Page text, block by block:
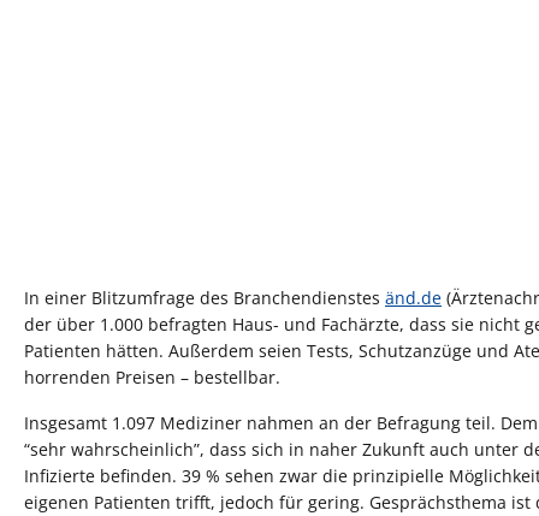
In einer Blitzumfrage des Branchendienstes änd.de
der über 1.000 befragten Haus- und Fachärzte, dass sie nicht
Patienten hätten. Außerdem seien Tests, Schutzanzüge und
horrenden Preisen – bestellbar.
Insgesamt 1.097 Mediziner nahmen an der Befragung teil.
“sehr wahrscheinlich”, dass sich in naher Zukunft auch unter
Infizierte befinden. 39 % sehen zwar die prinzipielle
eigenen Patienten trifft, jedoch für gering. Gesprächsthema ist